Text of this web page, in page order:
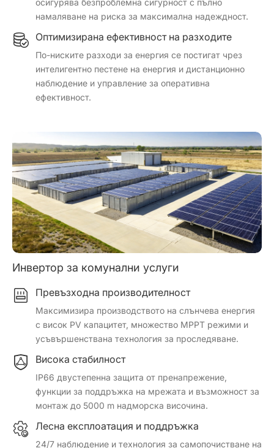
намаляване на риска за максимална надеждност.
Оптимизирана ефективност на разходите
По-ниските разходи за енергия се постигат чрез
интелигентно пестене на енергия и дистанционно
наблюдение и управление за оперативна
ефективност.
Инвертор за комунални услуги
Превъзходна производителност
Максимизира производството на слънчева енергия
с висок PV капацитет, множество MPPT режими и
усъвършенствана технология за проследяване.
Висока стабилност
IP66 двустепенна защита от пренапрежение,
функции за поддръжка на мрежата и възможност за
монтаж до 5000 m надморска височина.
Лесна експлоатация и поддръжка
24/7 наблюдение и технология за самопочистване на